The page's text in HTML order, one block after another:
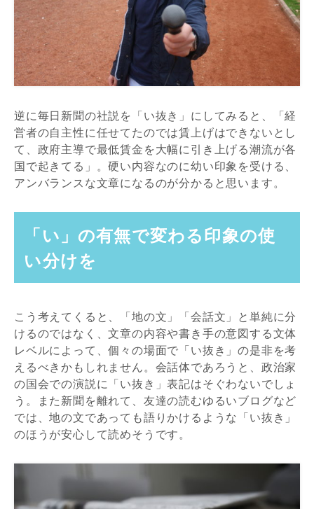
逆に毎日新聞の社説を「い抜き」にしてみると、「経
営者の自主性に任せてたのでは賃上げはできないとし
て、政府主導で最低賃金を大幅に引き上げる潮流が各
国で起きてる」。硬い内容なのに幼い印象を受ける、
アンバランスな文章になるのが分かると思います。
「い」の有無で変わる印象の使
い分けを
こう考えてくると、「地の文」「会話文」と単純に分
けるのではなく、文章の内容や書き手の意図する文体
レベルによって、個々の場面で「い抜き」の是非を考
えるべきかもしれません。会話体であろうと、政治家
の国会での演説に「い抜き」表記はそぐわないでしょ
う。また新聞を離れて、友達の読むゆるいブログなど
では、地の文であっても語りかけるような「い抜き」
のほうが安心して読めそうです。